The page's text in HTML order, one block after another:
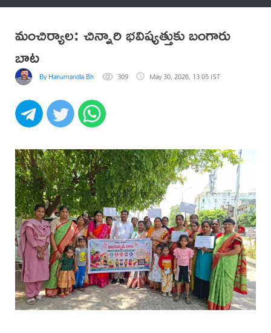
మంచిర్యాల: చిన్నారి భవిష్యత్తుకు బంగారు
బాట
By Hanumandla Bhadraiah 309 May 30, 2026, 13:05 IST